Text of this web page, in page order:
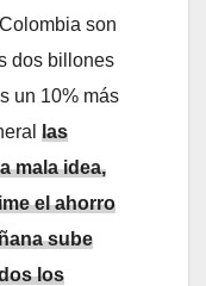
son
dos billones
un 10% más
las
mala idea,
el ahorro
sube
los